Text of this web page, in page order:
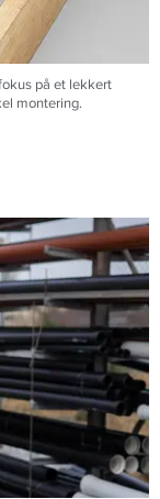
på et lekkert
montering.